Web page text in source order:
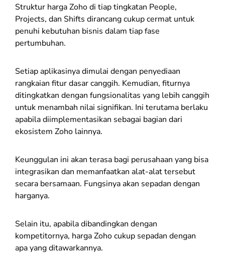
Struktur harga Zoho di tiap tingkatan People,
Projects, dan Shifts dirancang cukup cermat untuk
penuhi kebutuhan bisnis dalam tiap fase
pertumbuhan.
Setiap aplikasinya dimulai dengan penyediaan
rangkaian fitur dasar canggih. Kemudian, fiturnya
ditingkatkan dengan fungsionalitas yang lebih canggih
untuk menambah nilai signifikan. Ini terutama berlaku
apabila diimplementasikan sebagai bagian dari
ekosistem Zoho lainnya.
Keunggulan ini akan terasa bagi perusahaan yang bisa
integrasikan dan memanfaatkan alat-alat tersebut
secara bersamaan. Fungsinya akan sepadan dengan
harganya.
Selain itu, apabila dibandingkan dengan
kompetitornya, harga Zoho cukup sepadan dengan
apa yang ditawarkannya.